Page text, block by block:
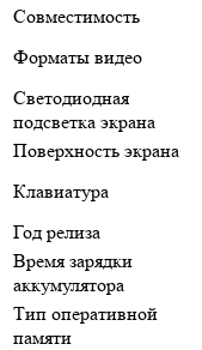
Совместимость
Форматы видео
Светодиодная
подсветка экрана
Поверхность экрана
Клавиатура
Год релиза
Время зарядки
аккумулятора
Тип оперативной
памяти